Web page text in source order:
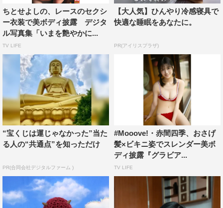
ちとせよしの、レースのセクシ
ー衣装で美ボディ披露 デジタ
ル写真集「いまを艶やかに...
TV LIFE
【大人気】ひんやり冷感寝具で
快適な睡眠をあなたに。
PR(アイリスプラザ)
“宝くじは運じゃなかった”当た
る人の“共通点”を知っただけ
PR(合同会社デジタルファーム )
#Mooove!・赤間四季、おさげ
髪×ビキニ姿でスレンダー美ボ
ディ披露『グラビア...
TV LIFE